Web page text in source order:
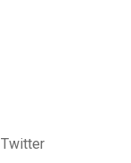
Twitter